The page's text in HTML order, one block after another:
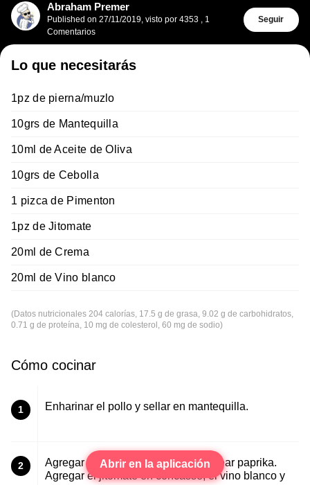
Abraham Premer
Published on 27/11/2019, visto por 4353 , 1
Comentarios
Seguir
Lo que necesitarás
1pz de pierna/muzlo
10grs de Mantequilla
10ml de Aceite de Oliva
10grs de Cebolla
1 pizca de Pimenton
1pz de Jitomate
20ml de Crema
20ml de Vino blanco
(Datos nutricionales 204 calorías, 17.5 g de grasa, 9.02 g de carbohidratos,
0.71 g de proteína, 10 mg de colesterol, 60 mg de sodio)
Cómo cocinar
1 Enharinar el pollo y sellar en mantequilla.
2
Agregar la cebolla picada, espolvorear paprika.
Agregar el jitomate en concasse, el vino blanco y
Abrir en la aplicación